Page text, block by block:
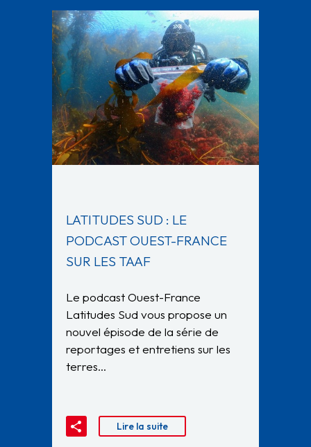
LATITUDES SUD : LE
PODCAST OUEST-FRANCE
SUR LES TAAF
Le podcast Ouest-France
Latitudes Sud vous propose un
nouvel épisode de la série de
reportages et entretiens sur les
terres…
Lire la suite